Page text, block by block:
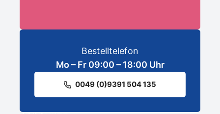
Bestelltelefon
Mo – Fr 09:00 – 18:00 Uhr
0049 (0)9391 504 135